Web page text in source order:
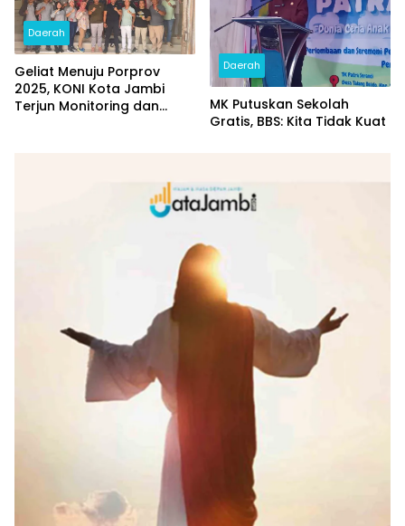
Daerah
Geliat Menuju Porprov
2025, KONI Kota Jambi
Terjun Monitoring dan
Daerah
MK Putuskan Sekolah
Gratis, BBS: Kita Tidak Kuat